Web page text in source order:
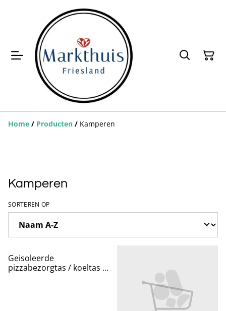
Home / Producten / Kamperen
Kamperen
SORTEREN OP
Geisoleerde
pizzabezorgtas / koeltas 3